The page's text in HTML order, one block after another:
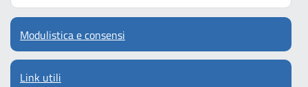
Modulistica e consensi
Link utili